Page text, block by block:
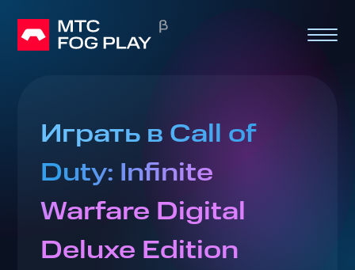
Играть в Call of
Duty: Infinite
Warfare Digital
Deluxe Edition